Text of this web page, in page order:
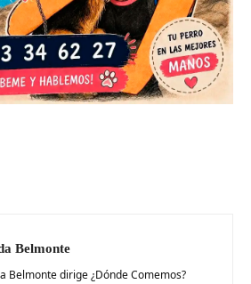
Belmonte
Belmonte dirige ¿Dónde Comemos?